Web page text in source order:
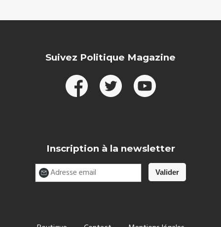
Suivez Politique Magazine
Inscription à la newsletter